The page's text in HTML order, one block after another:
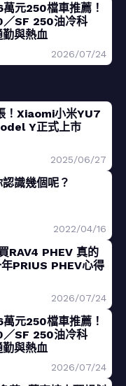
萬元250檔車推薦！
SF 250油冷科
與熱血
2026/07/24
！Xiaomi小米YU7
Y正式上市
2025/06/27
識幾個呢？
2022/04/16
RAV4 PHEV 真的
PRIUS PHEV心得
2026/07/24
萬元250檔車推薦！
SF 250油冷科
與熱血
2026/07/24